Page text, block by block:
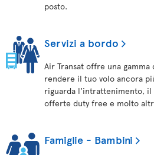
posto.
Servizi a bordo
Air Transat offre una
rendere il tuo volo ancora
riguarda l'intrattenimento, il
offerte duty free e molto
Famiglie - Bambini